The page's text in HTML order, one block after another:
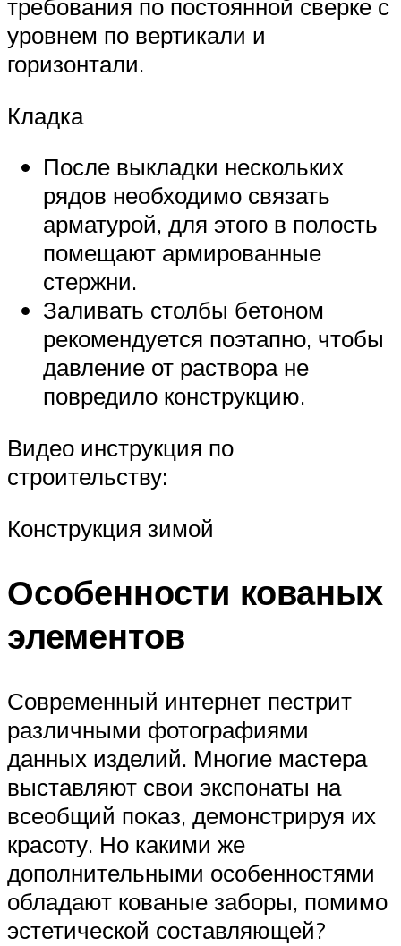
требования по постоянной сверке с
уровнем по вертикали и
горизонтали.
Кладка
После выкладки нескольких
рядов необходимо связать
арматурой, для этого в полость
помещают армированные
стержни.
Заливать столбы бетоном
рекомендуется поэтапно, чтобы
давление от раствора не
повредило конструкцию.
Видео инструкция по
строительству:
Конструкция зимой
Особенности кованых
элементов
Современный интернет пестрит
различными фотографиями
данных изделий. Многие мастера
выставляют свои экспонаты на
всеобщий показ, демонстрируя их
красоту. Но какими же
дополнительными особенностями
обладают кованые заборы, помимо
эстетической составляющей?